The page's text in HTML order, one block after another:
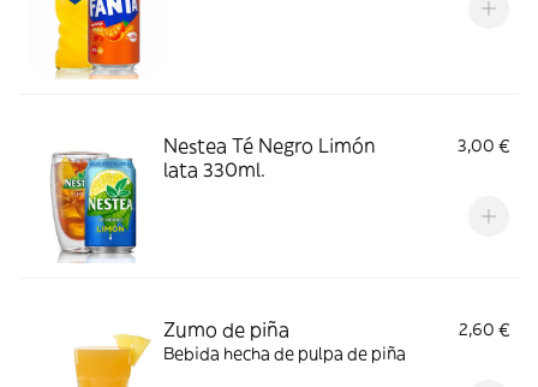
Nestea Té Negro Limón
lata 330ml.
3,00 €
Zumo de piña
2,60 €
Bebida hecha de pulpa de piña